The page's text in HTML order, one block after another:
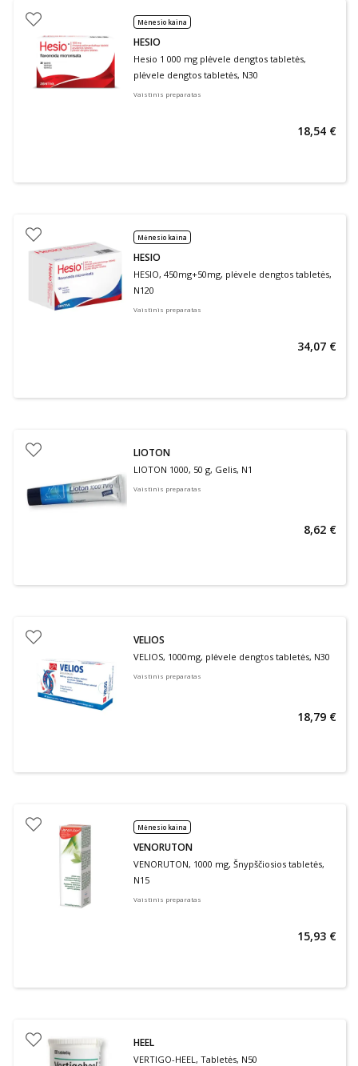
Mėnesio kaina
HESIO
Hesio 1 000 mg plėvele dengtos tabletės,
plėvele dengtos tabletės, N30
Vaistinis preparatas
18,54 €
Mėnesio kaina
HESIO
HESIO, 450mg+50mg, plėvele dengtos tabletės,
N120
Vaistinis preparatas
34,07 €
LIOTON
LIOTON 1000, 50 g, Gelis, N1
Vaistinis preparatas
8,62 €
VELIOS
VELIOS, 1000mg, plėvele dengtos tabletės, N30
Vaistinis preparatas
18,79 €
Mėnesio kaina
VENORUTON
VENORUTON, 1000 mg, Šnypščiosios tabletės,
N15
Vaistinis preparatas
15,93 €
HEEL
VERTIGO-HEEL, Tabletės, N50